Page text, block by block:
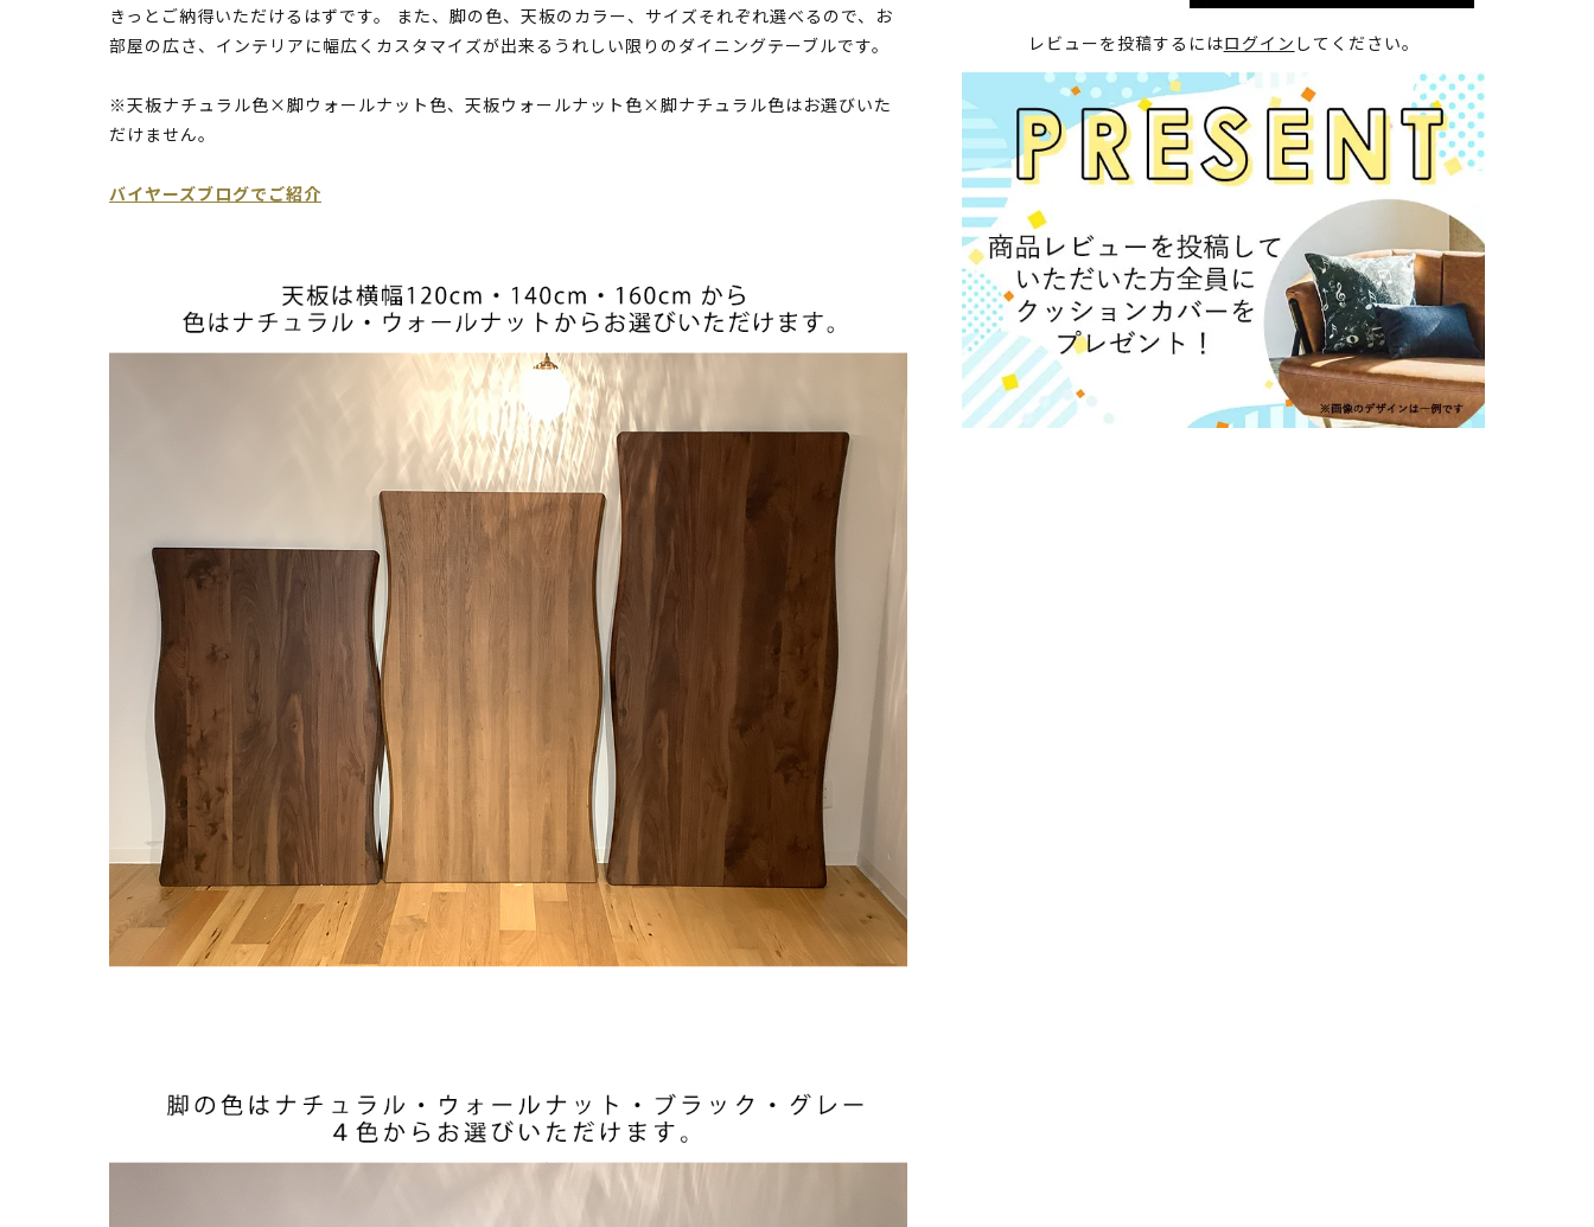
きっとご納得いただけるはずです。 また、脚の色、天板のカラー、サイズそれぞれ選べるので、お
部屋の広さ、インテリアに幅広くカスタマイズが出来るうれしい限りのダイニングテーブルです。
※天板ナチュラル色×脚ウォールナット色、天板ウォールナット色×脚ナチュラル色はお選びいた
だけません。
バイヤーズブログでご紹介
レビューを投稿するにはログイン してください。